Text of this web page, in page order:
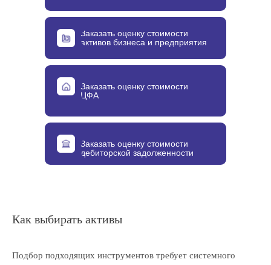
Заказать оценку стоимости
активов бизнеса и предприятия
Заказать оценку стоимости
ЦФА
Заказать оценку стоимости
дебиторской задолженности
Как выбирать активы
Подбор подходящих инструментов требует системного